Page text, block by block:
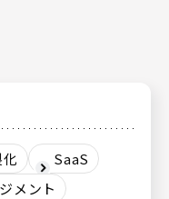
SaaS
メント